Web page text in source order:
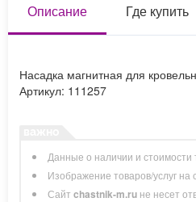
Описание Где купить
Насадка магнитная для
Артикул: 111257
Данные о наличии и стоимости
Изображение товаров/услуг на
Сайт chastnik-m.ru не несет